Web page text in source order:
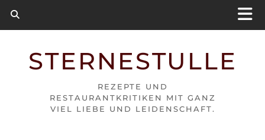
STERNESTULLE
REZEPTE UND
RESTAURANTKRITIKEN MIT GANZ
VIEL LIEBE UND LEIDENSCHAFT.